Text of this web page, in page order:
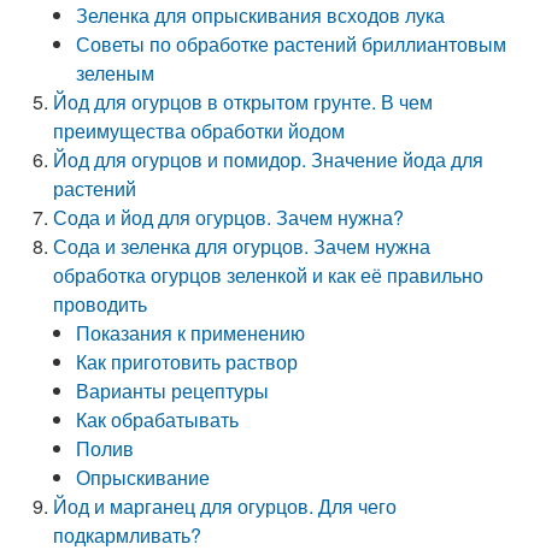
Зеленка для опрыскивания всходов лука
Советы по обработке растений бриллиантовым
зеленым
Йод для огурцов в открытом грунте. В чем
преимущества обработки йодом
Йод для огурцов и помидор. Значение йода для
растений
Сода и йод для огурцов. Зачем нужна?
Сода и зеленка для огурцов. Зачем нужна
обработка огурцов зеленкой и как её правильно
проводить
Показания к применению
Как приготовить раствор
Варианты рецептуры
Как обрабатывать
Полив
Опрыскивание
Йод и марганец для огурцов. Для чего
подкармливать?